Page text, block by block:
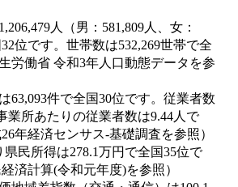
人（男：581,809人、女：
位です。世帯数は532,269世帯で全
労働省 令和3年人口動態データを参
63,093件で全国30位です。従業者数
業所あたりの従業者数は9.44人で
年経済センサス‐基礎調査を参照）
民所得は278.1万円で全国35位で
済計算(令和元年度)を参照）